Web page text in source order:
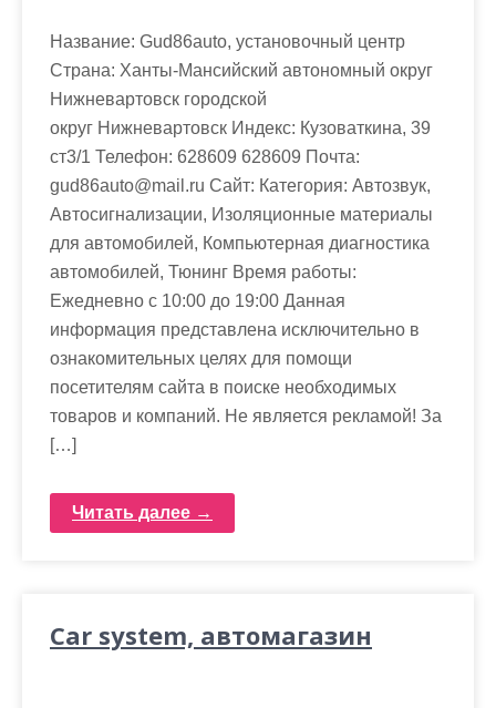
Название: Gud86auto, установочный центр
Страна: Ханты-Мансийский автономный округ
Нижневартовск городской
округ Нижневартовск Индекс: Кузоваткина, 39
ст3/1 Телефон: 628609 628609 Почта:
gud86auto@mail.ru Cайт: Категория: Автозвук,
Автосигнализации, Изоляционные материалы
для автомобилей, Компьютерная диагностика
автомобилей, Тюнинг Время работы:
Ежедневно с 10:00 до 19:00 Данная
информация представлена исключительно в
ознакомительных целях для помощи
посетителям сайта в поиске необходимых
товаров и компаний. Не является рекламой! За
[…]
Читать далее →
Car system, автомагазин